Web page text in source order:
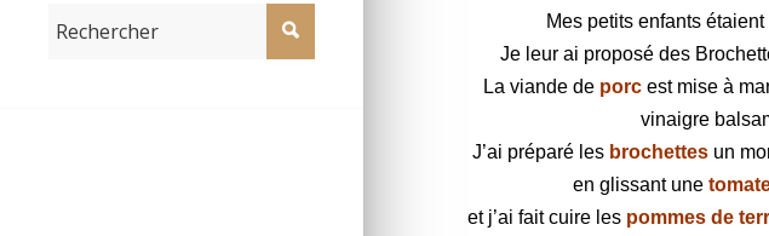
Mes petits enfants
Je leur ai proposé des
La viande de porcest mise à
vinaigre
J’ai préparé les brochettes un
en glissant une
et j’ai fait cuire les pommes de